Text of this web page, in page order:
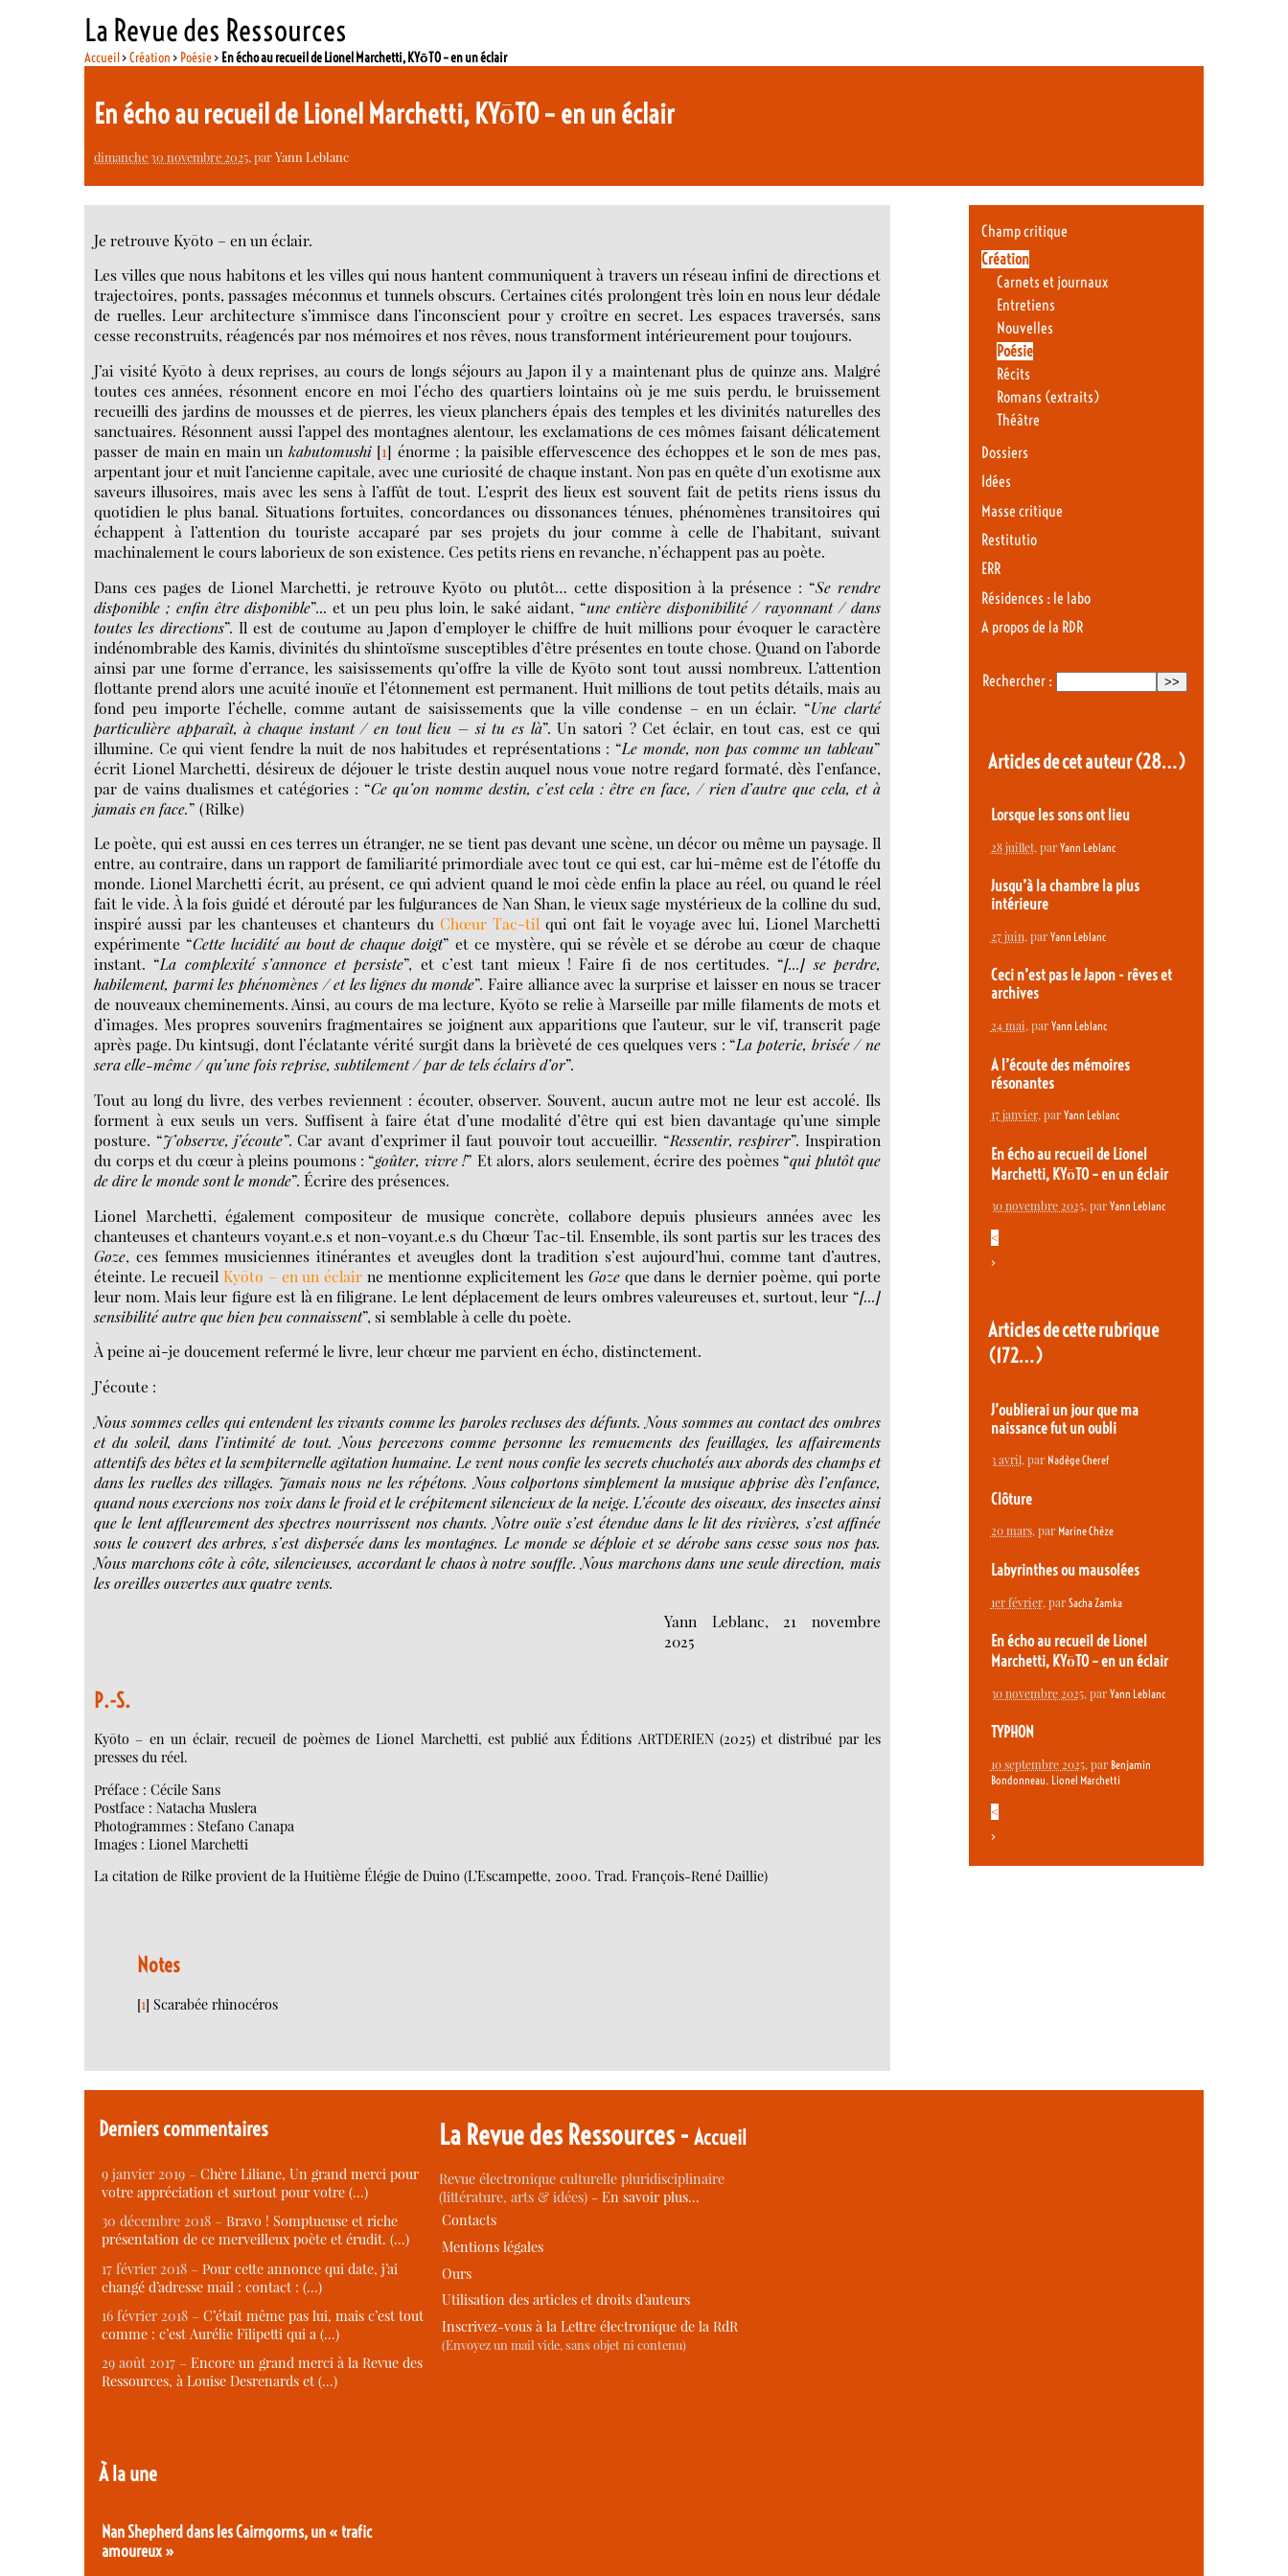
La Revue des Ressources
Accueil>Création > Poésie> En écho au recueil de Lionel Marchetti, KYōTO – en un éclair
En écho au recueil de Lionel Marchetti, KYōTO – en un éclair
dimanche 30 novembre 2025, parYann Leblanc
Je retrouve Kyōto – en un éclair.
Les villes que nous habitons et les villes qui nous hantent communiquent à travers un réseau infini de directions et
trajectoires, ponts, passages méconnus et tunnels obscurs. Certaines cités prolongent très loin en nous leur dédale
de ruelles. Leur architecture s’immisce dans l’inconscient pour y croître en secret. Les espaces traversés, sans
cesse reconstruits, réagencés par nos mémoires et nos rêves, nous transforment intérieurement pour toujours.
J’ai visité Kyōto à deux reprises, au cours de longs séjours au Japon il y a maintenant plus de quinze ans. Malgré
toutes ces années, résonnent encore en moi l’écho des quartiers lointains où je me suis perdu, le bruissement
recueilli des jardins de mousses et de pierres, les vieux planchers épais des temples et les divinités naturelles des
sanctuaires. Résonnent aussi l’appel des montagnes alentour, les exclamations de ces mômes faisant délicatement
passer de main en main un kabutomushi[1] énorme ; la paisible effervescence des échoppes et le son de mes pas,
arpentant jour et nuit l’ancienne capitale, avec une curiosité de chaque instant. Non pas en quête d’un exotisme aux
saveurs illusoires, mais avec les sens à l’affût de tout. L’esprit des lieux est souvent fait de petits riens issus du
quotidien le plus banal. Situations fortuites, concordances ou dissonances ténues, phénomènes transitoires qui
échappent à l’attention du touriste accaparé par ses projets du jour comme à celle de l’habitant, suivant
machinalement le cours laborieux de son existence. Ces petits riens en revanche, n’échappent pas au poète.
Dans ces pages de Lionel Marchetti, je retrouve Kyōto ou plutôt… cette disposition à la présence : “Se rendre
disponible ; enfin être disponible”... et un peu plus loin, le saké aidant, “une entière disponibilité / rayonnant / dans
toutes les directions”. Il est de coutume au Japon d’employer le chiffre de huit millions pour évoquer le caractère
indénombrable des Kamis, divinités du shintoïsme susceptibles d’être présentes en toute chose. Quand on l’aborde
ainsi par une forme d’errance, les saisissements qu’offre la ville de Kyōto sont tout aussi nombreux. L’attention
flottante prend alors une acuité inouïe et l’étonnement est permanent. Huit millions de tout petits détails, mais au
fond peu importe l’échelle, comme autant de saisissements que la ville condense – en un éclair. “Une clarté
particulière apparaît, à chaque instant / en tout lieu – si tu es là”. Un satori ? Cet éclair, en tout cas, est ce qui
illumine. Ce qui vient fendre la nuit de nos habitudes et représentations : “Le monde, non pas comme un tableau”
écrit Lionel Marchetti, désireux de déjouer le triste destin auquel nous voue notre regard formaté, dès l’enfance,
par de vains dualismes et catégories : “Ce qu’on nomme destin, c’est cela : être en face, / rien d’autre que cela, et à
jamais en face.” (Rilke)
Le poète, qui est aussi en ces terres un étranger, ne se tient pas devant une scène, un décor ou même un paysage. Il
entre, au contraire, dans un rapport de familiarité primordiale avec tout ce qui est, car lui-même est de l’étoffe du
monde. Lionel Marchetti écrit, au présent, ce qui advient quand le moi cède enfin la place au réel, ou quand le réel
fait le vide. À la fois guidé et dérouté par les fulgurances de Nan Shan, le vieux sage mystérieux de la colline du sud,
inspiré aussi par les chanteuses et chanteurs du Chœur Tac-til qui ont fait le voyage avec lui, Lionel Marchetti
expérimente “Cette lucidité au bout de chaque doigt” et ce mystère, qui se révèle et se dérobe au cœur de chaque
instant. “La complexité s’annonce et persiste”, et c’est tant mieux ! Faire fi de nos certitudes. “[...] se perdre,
habilement, parmi les phénomènes / et les lignes du monde”. Faire alliance avec la surprise et laisser en nous se tracer
de nouveaux cheminements. Ainsi, au cours de ma lecture, Kyōto se relie à Marseille par mille filaments de mots et
d’images. Mes propres souvenirs fragmentaires se joignent aux apparitions que l’auteur, sur le vif, transcrit page
après page. Du kintsugi, dont l’éclatante vérité surgit dans la brièveté de ces quelques vers : “La poterie, brisée / ne
sera elle-même / qu’une fois reprise, subtilement / par de tels éclairs d’or”.
Tout au long du livre, des verbes reviennent : écouter, observer. Souvent, aucun autre mot ne leur est accolé. Ils
forment à eux seuls un vers. Suffisent à faire état d’une modalité d’être qui est bien davantage qu’une simple
posture. “J’observe, j’écoute”. Car avant d’exprimer il faut pouvoir tout accueillir. “Ressentir, respirer”. Inspiration
du corps et du cœur à pleins poumons : “goûter, vivre !” Et alors, alors seulement, écrire des poèmes “qui plutôt que
de dire le monde sont le monde”. Écrire des présences.
Lionel Marchetti, également compositeur de musique concrète, collabore depuis plusieurs années avec les
chanteuses et chanteurs voyant.e.s et non-voyant.e.s du Chœur Tac-til. Ensemble, ils sont partis sur les traces des
Goze, ces femmes musiciennes itinérantes et aveugles dont la tradition s’est aujourd’hui, comme tant d’autres,
éteinte. Le recueil Kyōto – en un éclair ne mentionne explicitement les Gozeque dans le dernier poème, qui porte
leur nom. Mais leur figure est là en filigrane. Le lent déplacement de leurs ombres valeureuses et, surtout, leur “[...]
sensibilité autre que bien peu connaissent”, si semblable à celle du poète.
À peine ai-je doucement refermé le livre, leur chœur me parvient en écho, distinctement.
J’écoute :
Nous sommes celles qui entendent les vivants comme les paroles recluses des défunts. Nous sommes au contact des ombres
et du soleil, dans l’intimité de tout. Nous percevons comme personne les remuements des feuillages, les affairements
attentifs des bêtes et la sempiternelle agitation humaine. Le vent nous confie les secrets chuchotés aux abords des champs et
dans les ruelles des villages. Jamais nous ne les répétons. Nous colportons simplement la musique apprise dès l’enfance,
quand nous exercions nos voix dans le froid et le crépitement silencieux de la neige. L’écoute des oiseaux, des insectes ainsi
que le lent affleurement des spectres nourrissent nos chants. Notre ouïe s’est étendue dans le lit des rivières, s’est affinée
sous le couvert des arbres, s’est dispersée dans les montagnes. Le monde se déploie et se dérobe sans cesse sous nos pas.
Nous marchons côte à côte, silencieuses, accordant le chaos à notre souffle. Nous marchons dans une seule direction, mais
les oreilles ouvertes aux quatre vents.
Yann Leblanc, 21 novembre
2025
P.-S.
Kyōto – en un éclair, recueil de poèmes de Lionel Marchetti, est publié aux Éditions ARTDERIEN (2025) et distribué par les
presses du réel.
Préface : Cécile Sans
Postface : Natacha Muslera
Photogrammes : Stefano Canapa
Images : Lionel Marchetti
La citation de Rilke provient de la Huitième Élégie de Duino (L’Escampette, 2000. Trad. François-René Daillie)
Notes
[1] Scarabée rhinocéros
Champ critique
Création
Carnets et journaux
Entretiens
Nouvelles
Poésie
Récits
Romans (extraits)
Théâtre
Dossiers
Idées
Masse critique
Restitutio
ERR
Résidences : le labo
A propos de la RDR
Rechercher :
Articles de cet auteur(28…)
Lorsque les sons ont lieu
28 juillet, par Yann Leblanc
Jusqu’à la chambre la plus
intérieure
27 juin, par Yann Leblanc
Ceci n’est pas le Japon - rêves et
archives
24 mai, par Yann Leblanc
A l’écoute des mémoires
résonantes
17 janvier, par Yann Leblanc
En écho au recueil de Lionel
Marchetti, KYōTO – en un éclair
30 novembre 2025, par Yann Leblanc
<
>
Articles de cette rubrique
(172…)
J’oublierai un jour que ma
naissance fut un oubli
3 avril, par Nadège Cheref
Clôture
20 mars, par Marine Chèze
Labyrinthes ou mausolées
1er février, par Sacha Zamka
En écho au recueil de Lionel
Marchetti, KYōTO – en un éclair
30 novembre 2025, par Yann Leblanc
TYPHON
10 septembre 2025, par Benjamin
Bondonneau, Lionel Marchetti
<
>
Derniers commentaires
9 janvier 2019 – Chère Liliane, Un grand merci pour
votre appréciation et surtout pour votre (…)
30 décembre 2018 – Bravo ! Somptueuse et riche
présentation de ce merveilleux poète et érudit. (…)
17 février 2018 – Pour cette annonce qui date, j’ai
changé d’adresse mail : contact : (…)
16 février 2018 – C’était même pas lui, mais c’est tout
comme : c’est Aurélie Filipetti qui a (…)
29 août 2017 – Encore un grand merci à la Revue des
Ressources, à Louise Desrenards et (…)
À la une
Nan Shepherd dans les Cairngorms, un « trafic
amoureux »
La Revue des Ressources -Accueil
Revue électronique culturelle pluridisciplinaire
(littérature, arts & idées) -En savoir plus…
Contacts
Mentions légales
Ours
Utilisation des articles et droits d’auteurs
Inscrivez-vous à la Lettre électronique de la RdR
(Envoyez un mail vide, sans objet ni contenu)